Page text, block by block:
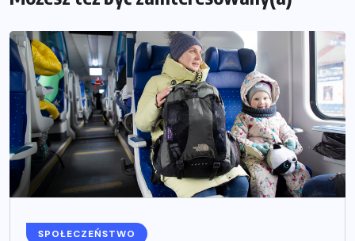
SPOŁECZEŃSTWO